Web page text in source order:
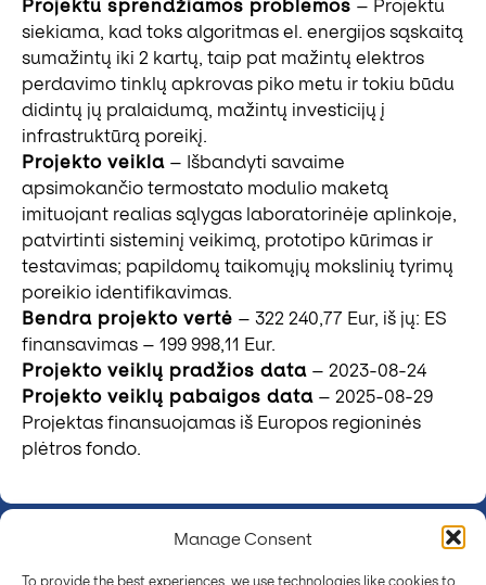
Manage Consent
To provide the best experiences, we use technologies like cookies to
siekiama, kad toks algoritmas el. energijos sąskaitą
sumažintų iki 2 kartų, taip pat mažintų elektros
perdavimo tinklų apkrovas piko metu ir tokiu būdu
didintų jų pralaidumą, mažintų investicijų į
infrastruktūrą poreikį.
Projekto veikla – Išbandyti savaime
apsimokančio termostato modulio maketą
imituojant realias sąlygas laboratorinėje aplinkoje,
patvirtinti sisteminį veikimą, prototipo kūrimas ir
testavimas; papildomų taikomųjų mokslinių tyrimų
poreikio identifikavimas.
Bendra projekto vertė – 322 240,77 Eur, iš jų: ES
finansavimas – 199 998,11 Eur.
Projekto veiklų pradžios data – 2023-08-24
Projekto veiklų pabaigos data – 2025-08-29
Projektas finansuojamas iš Europos regioninės
plėtros fondo.